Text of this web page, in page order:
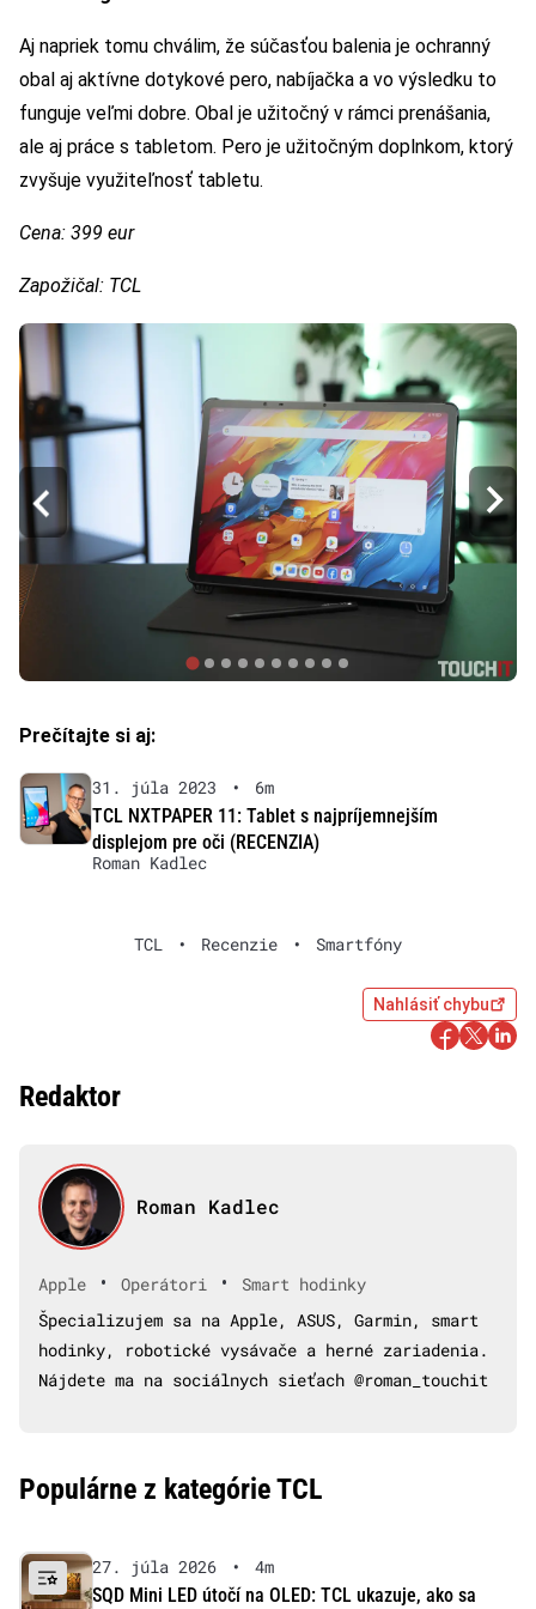
Aj napriek tomu chválim, že súčasťou balenia je ochranný
obal aj aktívne dotykové pero, nabíjačka a vo výsledku to
funguje veľmi dobre. Obal je užitočný v rámci prenášania,
ale aj práce s tabletom. Pero je užitočným doplnkom, ktorý
zvyšuje využiteľnosť tabletu.
Cena: 399 eur
Zapožičal: TCL
Prečítajte si aj:
31. júla 2023 •
6m
TCL NXTPAPER 11: Tablet s najpríjemnejším
displejom pre oči (RECENZIA)
Roman Kadlec
TCL • Recenzie • Smartfóny
Nahlásiť chybu
Redaktor
Roman Kadlec
Apple • Operátori •
Smart hodinky
Špecializujem sa na Apple, ASUS, Garmin, smart
hodinky, robotické vysávače a herné zariadenia.
Nájdete ma na sociálnych sieťach @roman_touchit
Populárne z kategórie TCL
27. júla 2026 •
4m
SQD Mini LED útočí na OLED: TCL ukazuje, ako sa